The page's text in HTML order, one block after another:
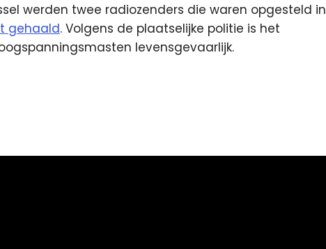
werden twee radiozenders die waren opgesteld in
gehaald. Volgens de plaatselijke politie is het
levensgevaarlijk.